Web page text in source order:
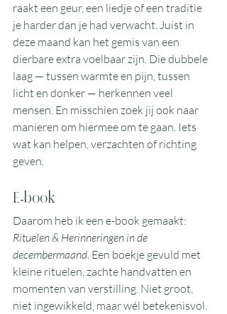
raakt een geur, een liedje of een traditie
je harder dan je had verwacht. Juist in
deze maand kan het gemis van een
dierbare extra voelbaar zijn. Die dubbele
laag — tussen warmte en pijn, tussen
licht en donker — herkennen veel
mensen. En misschien zoek jij ook naar
manieren om hiermee om te gaan. Iets
wat kan helpen, verzachten of richting
geven.
E-book
Daarom heb ik een e-book gemaakt:
Rituelen & Herinneringen in de
decembermaand. Een boekje gevuld met
kleine rituelen, zachte handvatten en
momenten van verstilling. Niet groot,
niet ingewikkeld, maar wél betekenisvol.